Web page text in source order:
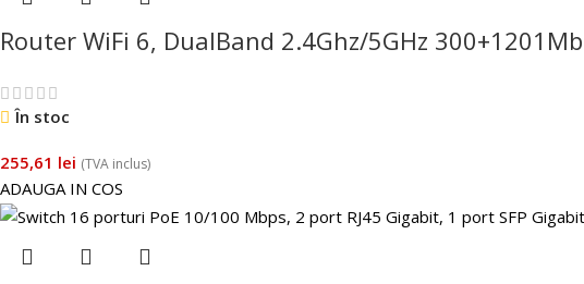
Router WiFi 6, DualBand 2.4Ghz/5GHz
În stoc
255,61 lei (TVA inclus)
ADAUGA IN COS